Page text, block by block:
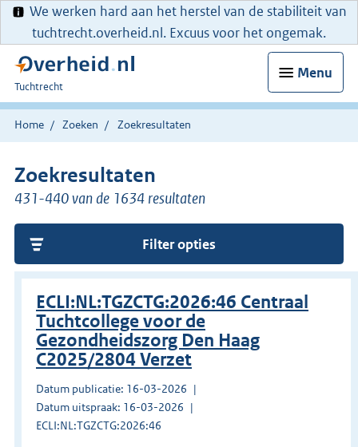
We werken hard aan het herstel van de stabiliteit van
tuchtrecht.overheid.nl. Excuus voor het ongemak.
Menu
U
bent
hier:
Tuchtrecht
Home Zoeken Zoekresultaten
Zoekresultaten
431-440 van de 1634 resultaten
Filter opties
ECLI:NL:TGZCTG:2026:46 Centraal
Tuchtcollege voor de
Gezondheidszorg Den Haag
C2025/2804 Verzet
Datum publicatie: 16-03-2026
Datum uitspraak: 16-03-2026
ECLI:NL:TGZCTG:2026:46